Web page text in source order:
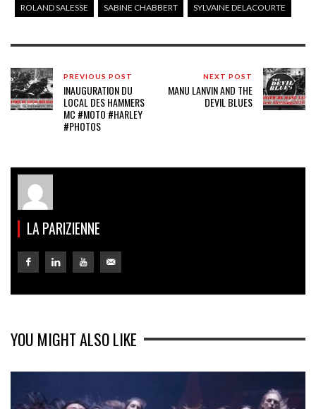
ROLAND SALESSE
SABINE CHABBERT SYLVAINE DELACOURTE
PREVIOUS POST
INAUGURATION DU
LOCAL DES HAMMERS
MC #MOTO #HARLEY
#PHOTOS
NEXT POST
MANU LANVIN AND THE
DEVIL BLUES
LA PARIZIENNE
YOU MIGHT ALSO LIKE